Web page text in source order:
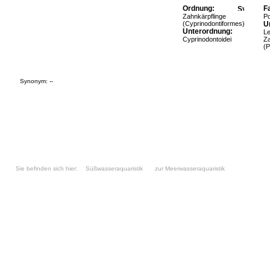
Ordnung:
Zahnkärpflinge
(Cyprinodontiformes)
Unterordnung:
Cyprinodontoidei
Synonym: --
Sie befinden sich hier: Süßwasseraquaristik zur Meerwasseraquaristik